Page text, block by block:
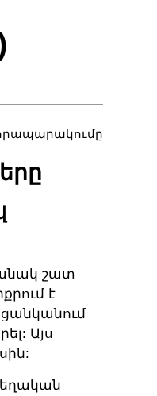
շատ
է
Այս